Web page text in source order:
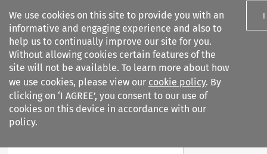
We use cookies on this site to provide you with an
informative and engaging experience and also to
help us to continually improve our site for you.
Without allowing cookies certain features of the
site will not be available. To learn more about how
we use cookies, please view our cookie policy. By
clicking on ‘I AGREE’, you consent to our use of
cookies on this device in accordance with our
policy.
I
Search filters
Journal of European Consumer
and Market ...
Search content